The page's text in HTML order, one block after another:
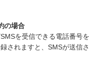
の場合
を受信できる電話番号を
されますと、SMSが送信さ